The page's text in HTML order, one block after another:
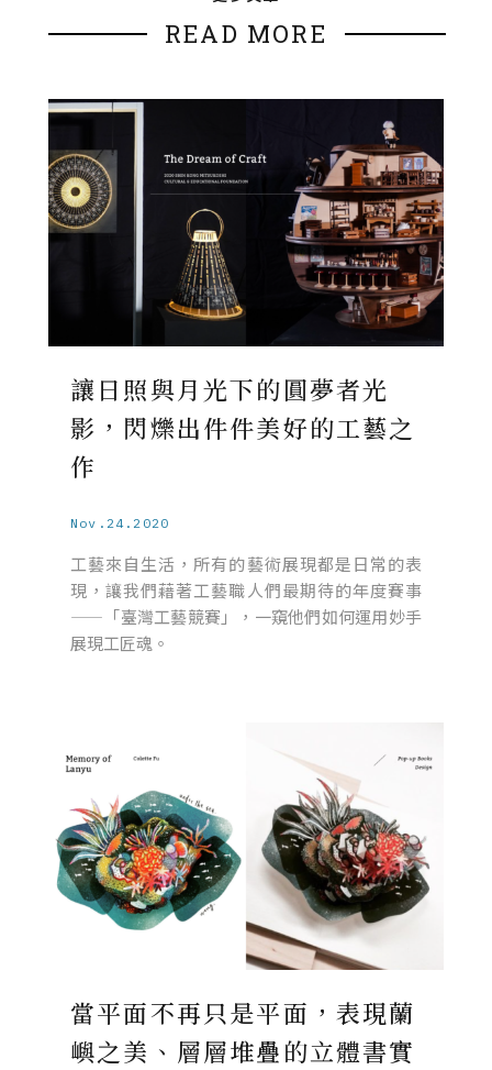
READ MORE
讓日照與月光下的圓夢者光
影，閃爍出件件美好的工藝之
作
Nov.24.2020
工藝來自生活，所有的藝術展現都是日常的表
現，讓我們藉著工藝職人們最期待的年度賽事
——「臺灣工藝競賽」，一窺他們如何運用妙手
展現工匠魂。
當平面不再只是平面，表現蘭
嶼之美、層層堆疊的立體書實